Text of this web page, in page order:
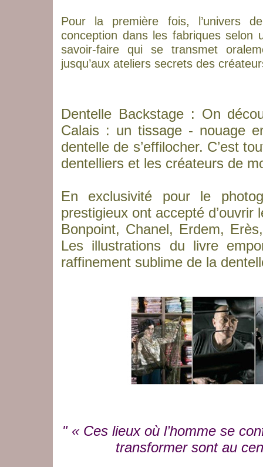
Pour la première fois, l’univers
conception dans les fabriques selon
savoir-faire qui se transmet
jusqu’aux ateliers secrets des
Dentelle Backstage : On
Calais : un tissage - nouage
dentelle de s’effilocher. C’est
dentelliers et les créateurs de
En exclusivité pour le
prestigieux ont accepté d’ouvrir
Bonpoint, Chanel, Erdem,
Les illustrations du livre
raffinement sublime de la
" « Ces lieux où l’homme se
transformer sont au